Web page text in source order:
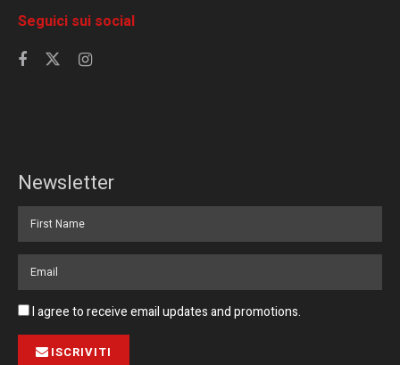
Seguici sui social
Newsletter
I agree to receive email updates and promotions.
ISCRIVITI